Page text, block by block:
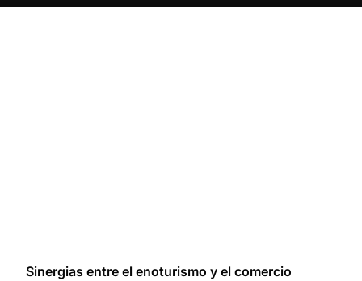
Sinergias entre el enoturismo y el comercio